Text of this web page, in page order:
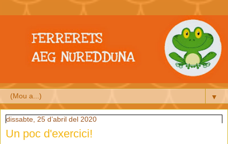
▼
dissabte, 25 d’abril del 2020
Un poc d'exercici!